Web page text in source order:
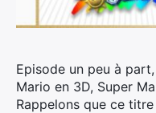
Episode un peu à
Mario en 3D, Super
Rappelons que ce